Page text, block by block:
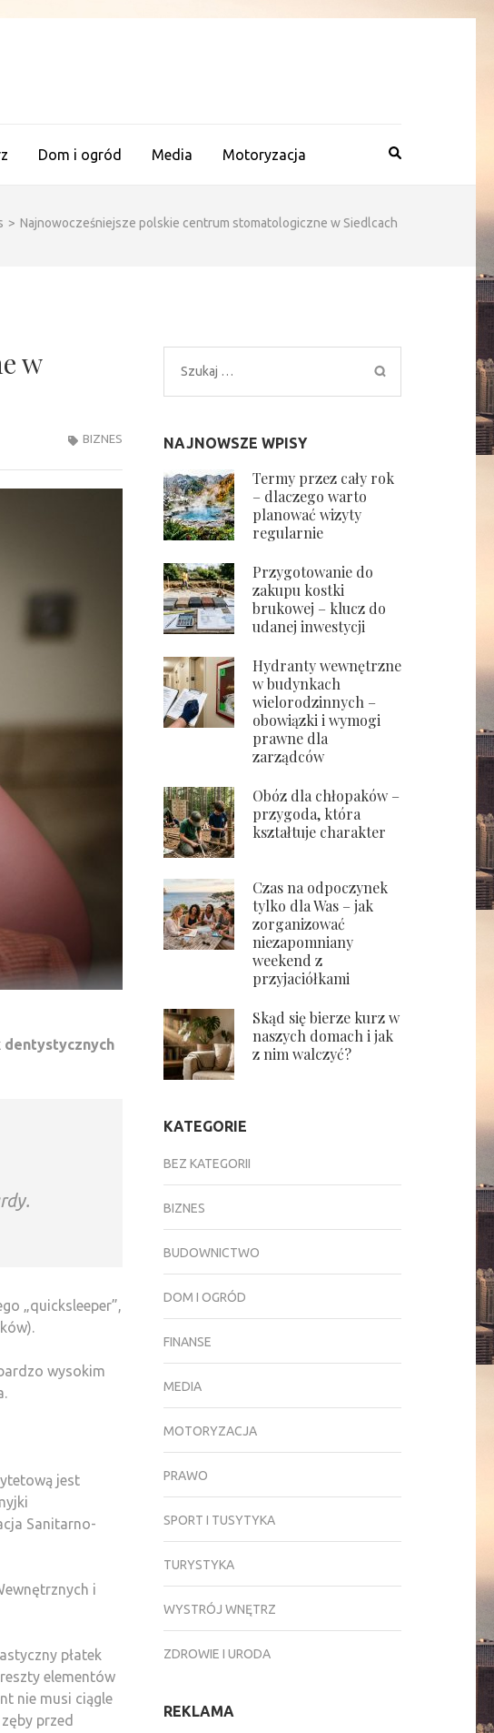
Dom i ogród Media Motoryzacja
> Najnowocześniejsze polskie centrum stomatologiczne w Siedlcach
w
BIZNES
„quicksleeper”,
wysokim
jest
Sanitarno-
i
płatek
elementów
nie musi ciągle
przed
Szukaj:
NAJNOWSZE WPISY
Termy przez cały rok
– dlaczego warto
planować wizyty
regularnie
Przygotowanie do
zakupu kostki
brukowej – klucz do
udanej inwestycji
Hydranty wewnętrzne
w budynkach
wielorodzinnych –
obowiązki i wymogi
prawne dla
zarządców
Obóz dla chłopaków –
przygoda, która
kształtuje charakter
Czas na odpoczynek
tylko dla Was – jak
zorganizować
niezapomniany
weekend z
przyjaciółkami
Skąd się bierze kurz w
naszych domach i jak
z nim walczyć?
KATEGORIE
BEZ KATEGORII
BIZNES
BUDOWNICTWO
DOM I OGRÓD
FINANSE
MEDIA
MOTORYZACJA
PRAWO
SPORT I TUSYTYKA
TURYSTYKA
WYSTRÓJ WNĘTRZ
ZDROWIE I URODA
REKLAMA